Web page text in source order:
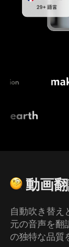
動画
自動吹き替え
元の音声を翻
の独特な品質